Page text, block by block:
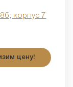
корпус 7
цену!